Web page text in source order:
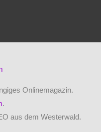
Onlinemagazin.
.
aus dem Westerwald.